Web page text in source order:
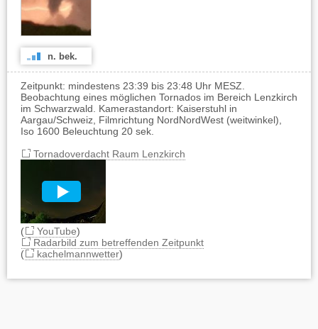
n. bek.
Zeitpunkt: mindestens 23:39 bis 23:48 Uhr MESZ.
Beobachtung eines möglichen Tornados im Bereich Lenzkirch
im Schwarzwald. Kamerastandort: Kaiserstuhl in
Aargau/Schweiz, Filmrichtung NordNordWest (weitwinkel),
Iso 1600 Beleuchtung 20 sek.
Tornadoverdacht Raum Lenzkirch
( YouTube)
Radarbild zum betreffenden Zeitpunkt
(
kachelmannwetter)